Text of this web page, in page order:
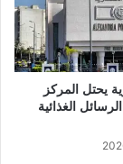
يحتل المركز
الغذائية